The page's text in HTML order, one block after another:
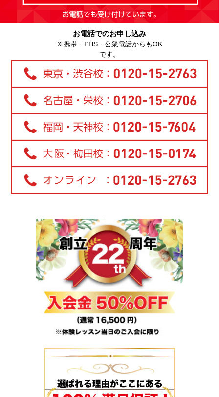
お電話でのお申し込み
※携帯・PHS・公衆電話からもOK
です。